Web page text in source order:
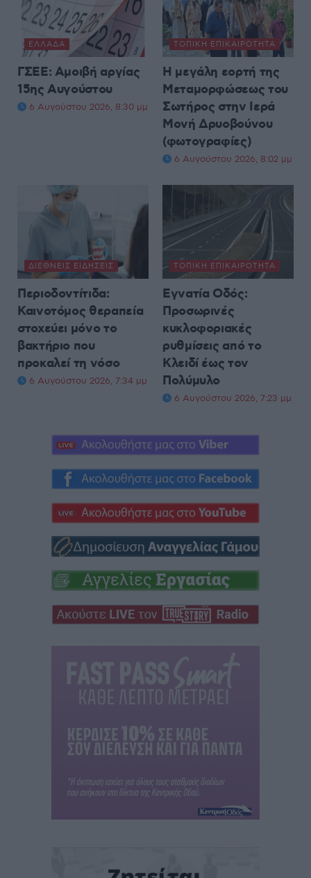
ΕΛΛΆΔΑ
ΓΣΕΕ: Αμοιβή αργίας
15ης Αυγούστου
6 Αυγούστου 2026, 8:30 μμ
ΤΟΠΙΚΉ ΕΠΙΚΑΙΡΌΤΗΤΑ
Η μεγάλη εορτή της
Μεταμορφώσεως του
Σωτήρος στην Ιερά
Μονή Δρυοβούνου
(φωτογραφίες)
6 Αυγούστου 2026, 8:02 μμ
ΔΙΕΘΝΕΊΣ ΕΙΔΉΣΕΙΣ
Περιοδοντίτιδα:
Καινοτόμος θεραπεία
στοχεύει μόνο το
βακτήριο που
προκαλεί τη νόσο
6 Αυγούστου 2026, 7:34 μμ
ΤΟΠΙΚΉ ΕΠΙΚΑΙΡΌΤΗΤΑ
Εγνατία Οδός:
Προσωρινές
κυκλοφοριακές
ρυθμίσεις από το
Κλειδί έως τον
Πολύμυλο
6 Αυγούστου 2026, 7:23 μμ